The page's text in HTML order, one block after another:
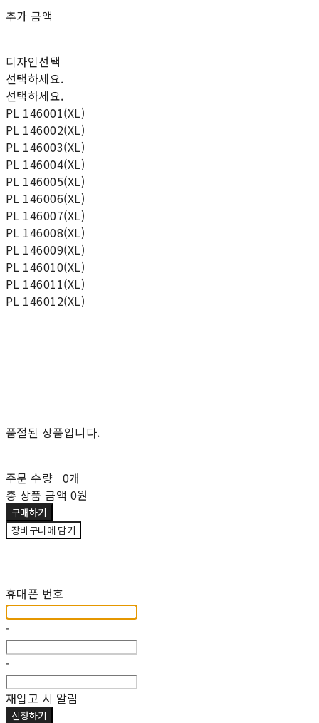
추가 금액
디자인선택
선택하세요.
선택하세요.
PL 146001(XL)
PL 146002(XL)
PL 146003(XL)
PL 146004(XL)
PL 146005(XL)
PL 146006(XL)
PL 146007(XL)
PL 146008(XL)
PL 146009(XL)
PL 146010(XL)
PL 146011(XL)
PL 146012(XL)
품절된 상품입니다.
주문 수량 0개
총 상품 금액 0원
구매하기
장바구니에 담기
휴대폰 번호
-
-
재입고 시 알림
신청하기